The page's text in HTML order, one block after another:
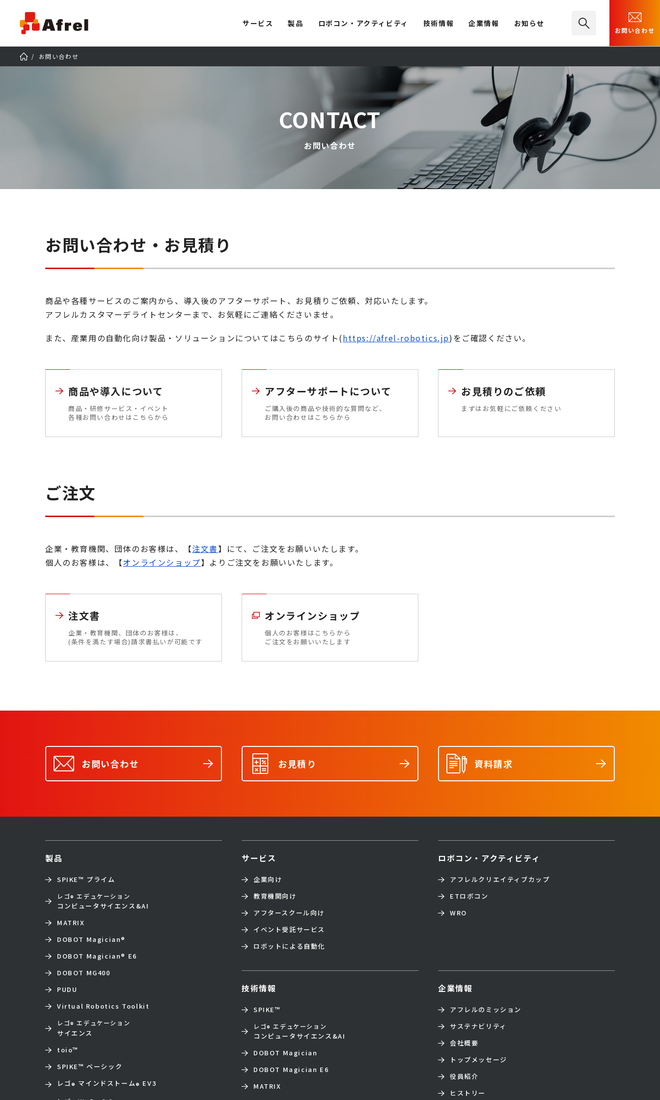
サービス 製品 ロボコン・アクティビティ 技術情報 企業情報 お知らせ
お問い合わせ
お問い合わせ
CONTACT
お問い合わせ
お問い合わせ・お見積り
商品や各種サービスのご案内から、導入後のアフターサポート、お見積りご依頼、対応いたします。
アフレルカスタマーデライトセンターまで、お気軽にご連絡くださいませ。
また、産業用の自動化向け製品・ソリューションについてはこちらのサイト(https://afrel-robotics.jp)をご確認ください。
商品や導入について
商品・研修サービス・イベント
各種お問い合わせはこちらから
アフターサポートについて
ご購入後の商品や技術的な質問など、
お問い合わせはこちらから
お見積りのご依頼
まずはお気軽にご依頼ください
ご注文
企業・教育機関、団体のお客様は、【注文書】にて、ご注文をお願いいたします。
個人のお客様は、【オンラインショップ】よりご注文をお願いいたします。
注文書
企業・教育機関、団体のお客様は、
(条件を満たす場合)請求書払いが可能です
オンラインショップ
個人のお客様はこちらから
ご注文をお願いいたします
お問い合わせ お見積り 資料請求
サービス
企業向け
教育機関向け
アフタースクール向け
イベント受託サービス
ロボットによる自動化
製品
SPIKE™ プライム
レゴ® エデュケーション
コンピュータサイエンス&AI
MATRIX
DOBOT Magician®
DOBOT Magician® E6
DOBOT MG400
PUDU
Virtual Robotics Toolkit
レゴ® エデュケーション
サイエンス
toio™
SPIKE™ ベーシック
レゴ® マインドストーム® EV3
ロボコン・アクティビティ
アフレルクリエイティブカップ
ETロボコン
WRO
技術情報
SPIKE™
レゴ® エデュケーション
コンピュータサイエンス&AI
DOBOT Magician
DOBOT Magician E6
MATRIX
企業情報
アフレルのミッション
サステナビリティ
会社概要
トップメッセージ
役員紹介
ヒストリー